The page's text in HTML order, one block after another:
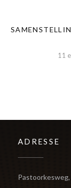
11
ADRESSE